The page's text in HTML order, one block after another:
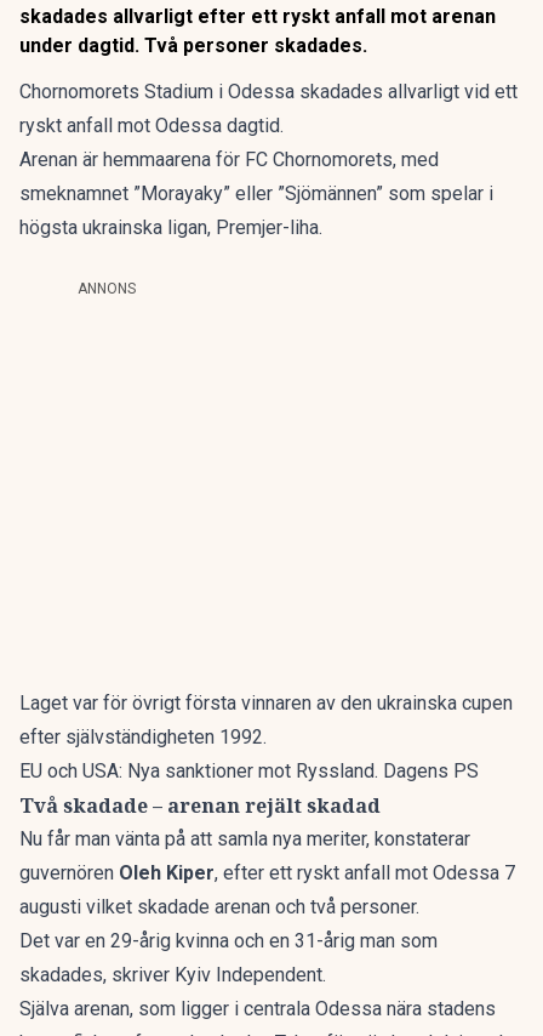
skadades allvarligt efter ett ryskt anfall mot arenan
under dagtid. Två personer skadades.
Chornomorets Stadium i Odessa skadades allvarligt vid ett
ryskt anfall mot Odessa dagtid.
Arenan är hemmaarena för FC Chornomorets, med
smeknamnet ”Morayaky” eller ”Sjömännen” som spelar i
högsta ukrainska ligan, Premjer-liha.
ANNONS
Laget var för övrigt första vinnaren av den ukrainska cupen
efter självständigheten 1992.
EU och USA: Nya sanktioner mot Ryssland. Dagens PS
Två skadade – arenan rejält skadad
Nu får man vänta på att samla nya meriter, konstaterar
guvernören Oleh Kiper, efter ett ryskt anfall mot Odessa 7
augusti vilket skadade arenan och två personer.
Det var en 29-årig kvinna och en 31-årig man som
skadades, skriver Kyiv Independent.
Själva arenan, som ligger i centrala Odessa nära stadens